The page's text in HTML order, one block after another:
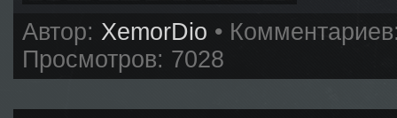
Автор: XemorDio •
Просмотров: 7028